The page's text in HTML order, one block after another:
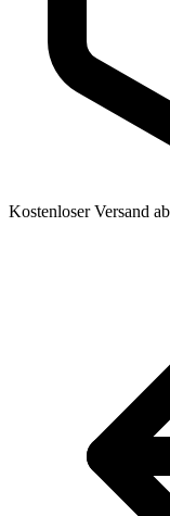
Kostenloser Versand